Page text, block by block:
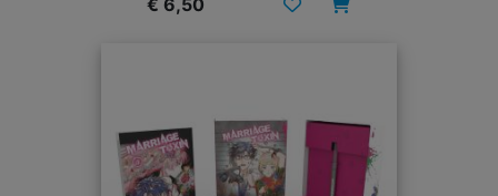
€ 6,50